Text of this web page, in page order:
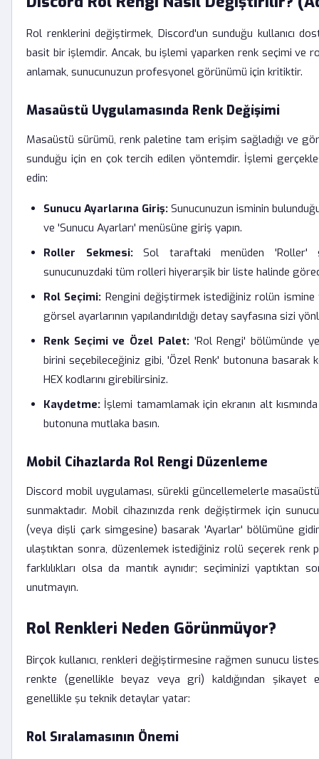
Rol renklerini değiştirmek, Discord'un sunduğu kullanıcı
basit bir işlemdir. Ancak, bu işlemi yaparken renk seçimi ve
anlamak, sunucunuzun profesyonel görünümü için kritiktir.
Masaüstü Uygulamasında Renk Değişimi
Masaüstü sürümü, renk paletine tam erişim sağladığı ve
sunduğu için en çok tercih edilen yöntemdir. İşlemi
edin:
Sunucu Ayarlarına Giriş: Sunucunuzun isminin
ve 'Sunucu Ayarları' menüsüne giriş yapın.
Roller Sekmesi:Sol taraftaki menüden 'Roller'
sunucunuzdaki tüm rolleri hiyerarşik bir liste halinde
Rol Seçimi: Rengini değiştirmek istediğiniz rolün ismine
görsel ayarlarının yapılandırıldığı detay sayfasına sizi
Renk Seçimi ve Özel Palet:'Rol Rengi' bölümünde
birini seçebileceğiniz gibi, 'Özel Renk' butonuna basarak
HEX kodlarını girebilirsiniz.
Kaydetme: İşlemi tamamlamak için ekranın alt
butonuna mutlaka basın.
Mobil Cihazlarda Rol Rengi Düzenleme
Discord mobil uygulaması, sürekli güncellemelerle
sunmaktadır. Mobil cihazınızda renk değiştirmek için
(veya dişli çark simgesine) basarak 'Ayarlar' bölümüne
ulaştıktan sonra, düzenlemek istediğiniz rolü seçerek renk
farklılıkları olsa da mantık aynıdır; seçiminizi yaptıktan
unutmayın.
Rol Renkleri Neden Görünmüyor?
Birçok kullanıcı, renkleri değiştirmesine rağmen sunucu
renkte (genellikle beyaz veya gri) kaldığından şikayet
genellikle şu teknik detaylar yatar:
Rol Sıralamasının Önemi